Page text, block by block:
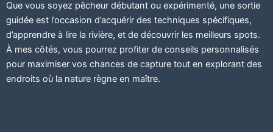
Que vous soyez pêcheur débutant ou expérimenté, une sortie
guidée est l’occasion d’acquérir des techniques spécifiques,
d’apprendre à lire la rivière, et de découvrir les meilleurs spots.
À mes côtés, vous pourrez profiter de conseils personnalisés
pour maximiser vos chances de capture tout en explorant des
endroits où la nature règne en maître.